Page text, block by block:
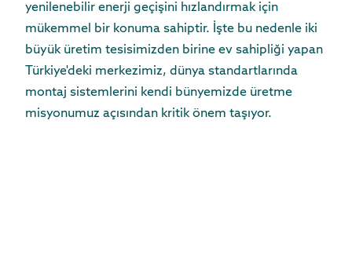
yenilenebilir enerji geçişini hızlandırmak için
mükemmel bir konuma sahiptir. İşte bu nedenle iki
büyük üretim tesisimizden birine ev sahipliği yapan
Türkiye'deki merkezimiz, dünya standartlarında
montaj sistemlerini kendi bünyemizde üretme
misyonumuz açısından kritik önem taşıyor.